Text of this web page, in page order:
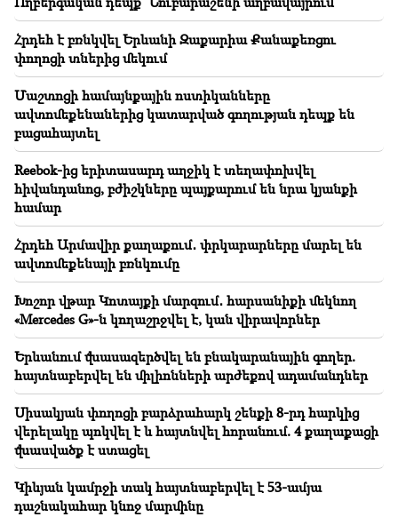
քաղաքական պրոցեսից, ես միայն կորցրեցի.
Կարապետ Պողոսյան
22:09
2026 թվականի հունիսն ու հուլիսը Եվրոպայում
դարձել են դիտարկումների պատմության ամենաշոգ
ամիսները
21:56
«Ֆելոն հիվանդանոցից պոնչիկ ա ուզել». Գոռ
Հակոբյանը իր ձեռքով որդու համար պոնչիկ է
պատրաստել (տեսանյութ)
21:19
ՏԱՍՍ․ ԱՄՆ հատուկ բանագնացներն առաջիկա 10
օրում կարող են այցելել Կիև և Մոսկվա
20:57
Ինֆլուենսերներին կտուգանեն $5000 քաղաքական
գովազդի համար
20:38
Դու ո՞վ ես, որ Կաթողիկոսին ավազանի անունով ես
դիմում․ Ամալյան (տեսանյութ)
20:20
Փողը գետի պես կհոսի. Այս երեք կենդանակերպի
նշանները կհարստանան օգոստոսի վերջին
Հրդեհ է բռնկվել Երևանի Զաքարիա Քանաքեռցու
փողոցի տներից մեկում
Մաշտոցի համայնքային ոստիկանները
ավտոմեքենաներից կատարված գողության դեպք են
բացահայտել
Reebok-ից երիտասարդ աղջիկ է տեղափոխվել
հիվանդանոց, բժիշկները պայքարում են նրա կյանքի
համար
Հրդեհ Արմավիր քաղաքում․ փրկարարները մարել են
ավտոմեքենայի բռնկումը
Խոշոր վթար Կոտայքի մարզում․ հարսանիքի մեկնող
«Mercedes G»-ն կողաշրջվել է, կան վիրավորներ
Երևանում վնասազերծվել են բնակարանային գողեր.
հայտնաբերվել են միլիոնների արժեքով ադամանդներ
Սիսակյան փողոցի բարձրահարկ շենքի 8-րդ հարկից
վերելակը պոկվել է և հայտնվել հորանում. 4 քաղաքացի
վնասվածք է ստացել
Կիևյան կամրջի տակ հայտնաբերվել է 53-ամյա
դաշնակահար կնոջ մարմինը